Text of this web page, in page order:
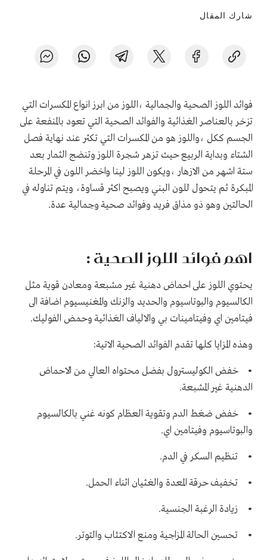
شارك المقال
فوائد اللوز الصحية والجمالية ،اللوز من ابرز انواع المكسرات التي
تزخر بالعناصر الغذائية والفوائد الصحية التي تعود بالمنفعة على
الجسم ككل ،واللوز هو من المكسرات التي تكثر عند نهاية فصل
الشتاء وبداية الربيع حيث تزهر شجرة اللوز وتنضج الثمار بعد
ستة اشهر من الازهار ،ويكون اللوز لينا واخضر اللون في المرحلة
المبكرة ثم يتحول للون البني ويصبح اكثر قساوة، ويتم تناوله في
الحالتين وهو ذو مذاق فريد وفوائد صحية وجمالية عدة.
اهم فوائد اللوز الصحية :
يحتوي اللوز على احماض دهنية غير مشبعة ومعادن قوية مثل
الكالسيوم والبوتاسيوم والحديد والزنك والمغنيسيوم اضافة الى
فيتامين اي وفيتامينات بي والالياف الغذائية وحمض الفوليك.
وهذه المزايا كلها تقدم الفوائد الصحية الاتية:
• خفض الكوليسترول بفضل محتواه العالي من الاحماض
الدهنية غير المشبعة.
• خفض ضغط الدم وتقوية العظام كونه غني بالكالسيوم
والبوتاسيوم وفيتامين اي.
• تنظيم السكر في الدم.
• تخفيف حرقة المعدة والغثيان اثناء الحمل.
• زيادة الرغبة الجنسية.
• تحسين الحالة المزاجية ومنع الاكتئاب والتوتر.